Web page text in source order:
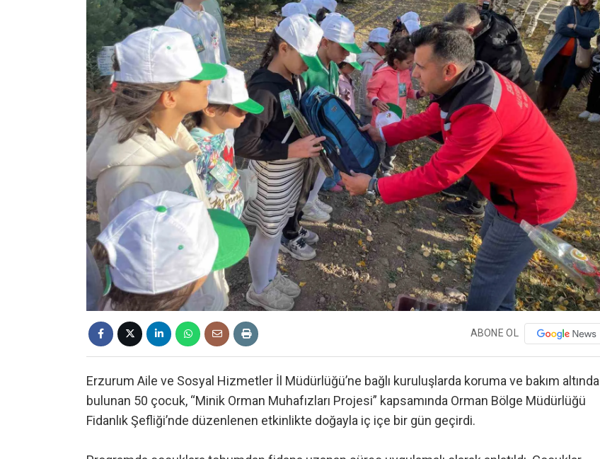
ABONE OL
Erzurum Aile ve Sosyal Hizmetler İl Müdürlüğü’ne bağlı kuruluşlarda koruma ve bakım altında
bulunan 50 çocuk, “Minik Orman Muhafızları Projesi” kapsamında Orman Bölge Müdürlüğü
Fidanlık Şefliği’nde düzenlenen etkinlikte doğayla iç içe bir gün geçirdi.